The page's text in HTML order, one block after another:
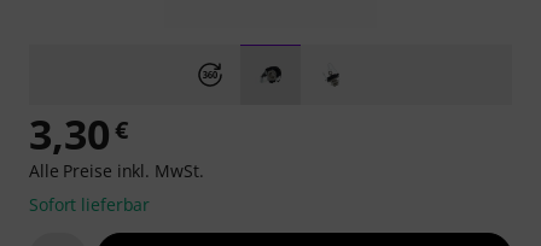
3,30€
Alle Preise inkl. MwSt.
Sofort lieferbar